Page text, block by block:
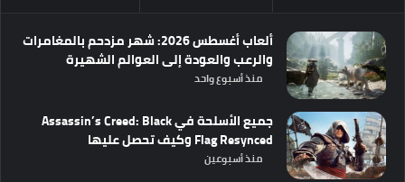
ألعاب أغسطس 2026: شهر مزدحم بالمغامرات
والرعب والعودة إلى العوالم الشهيرة
منذ أسبوع واحد
جميع الأسلحة في Assassin’s Creed: Black
Flag Resynced وكيف تحصل عليها
منذ أسبوعين